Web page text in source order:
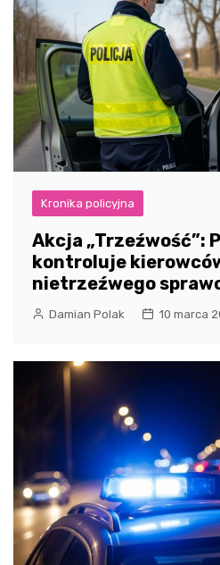
Kronika policyjna
Akcja „Trzeźwość”:
kontroluje
nietrzeźwego
Damian Polak 10 marca